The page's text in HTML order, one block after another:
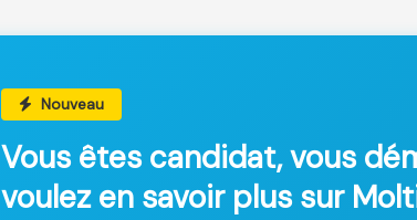
Nouveau
Vous êtes candidat, vous
voulez en savoir plus sur